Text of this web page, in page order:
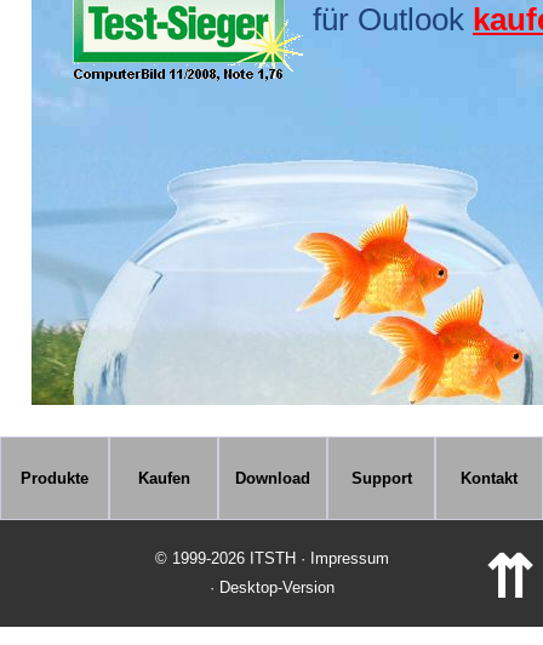
für Outlook
Produkte Kaufen Download Support Kontakt
© 1999-2026 ITSTH · Impressum
· Desktop-Version ⇈